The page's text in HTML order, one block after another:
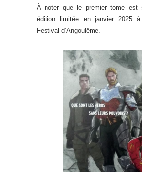
À noter que le premier tome est
édition limitée en janvier 2025 à
Festival d’Angoulême.